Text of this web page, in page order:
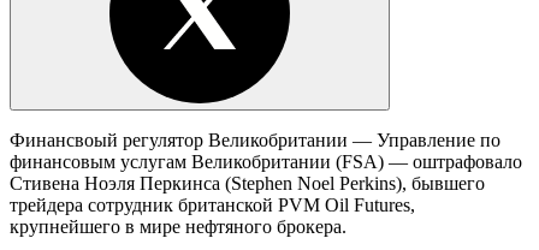
Финансвоый регулятор Великобритании — Управление по
финансовым услугам Великобритании (FSA) — оштрафовало
Стивена Ноэля Перкинса (Stephen Noel Perkins), бывшего
трейдера сотрудник британской PVM Oil Futures,
крупнейшего в мире нефтяного брокера.